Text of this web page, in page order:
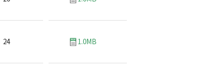
24 1.0MB